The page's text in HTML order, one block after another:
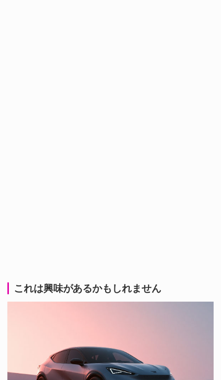
これは興味があるかもしれません